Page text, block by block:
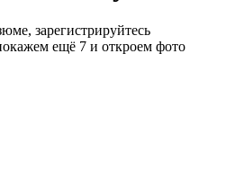
зарегистрируйтесь
ещё 7 и откроем фото